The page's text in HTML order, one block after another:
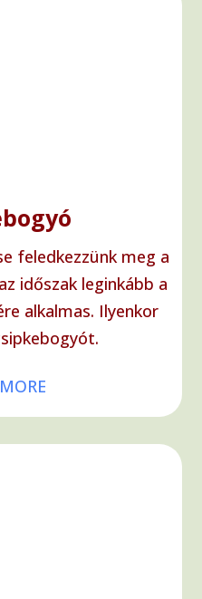
feledkezzünk meg a
időszak leginkább a
alkalmas. Ilyenkor